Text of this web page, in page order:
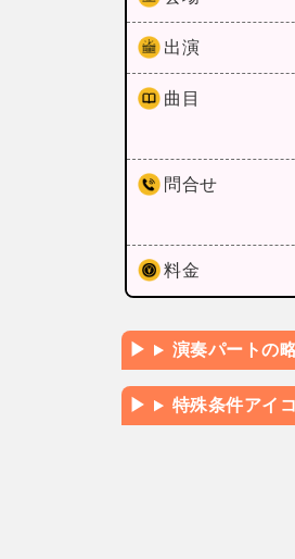
出演
曲目
問合せ
料金
演奏パートの
特殊条件アイ